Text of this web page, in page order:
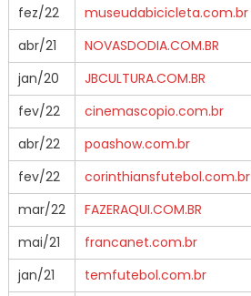
fez/22
museudabicicleta.com.br
abr/21
NOVASDODIA.COM.BR
jan/20
JBCULTURA.COM.BR
fev/22
cinemascopio.com.br
abr/22
poashow.com.br
fev/22
corinthiansfutebol.com.br
mar/22
FAZERAQUI.COM.BR
mai/21
francanet.com.br
jan/21
temfutebol.com.br